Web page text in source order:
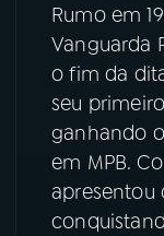
TikTok
Rumo em
Vanguarda
o fim da
seu
ganhando
em MPB.
apresentou